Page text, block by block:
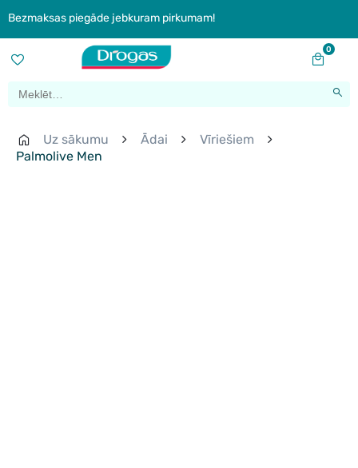
Bezmaksas piegāde jebkuram pirkumam!
0
Uz sākumu Ādai
Vīriešiem
Palmolive Men